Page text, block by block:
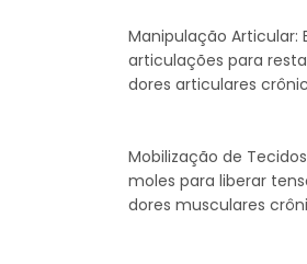
Manipulação
articulações para
dores articulares
Mobilização de
moles para liberar
dores musculares